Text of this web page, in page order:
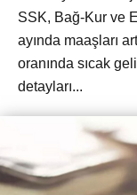
SSK, Bağ-Kur ve
ayında maaşları
oranında sıcak
detayları...